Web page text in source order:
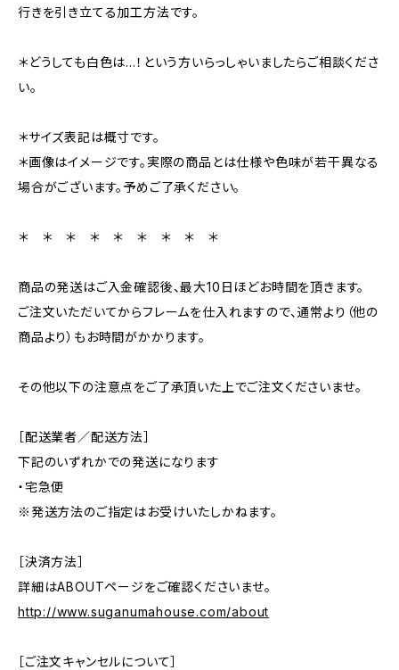
行きを引き立てる加工方法です。
＊どうしても白色は…！という方いらっしゃいましたらご相談くださ
い。
＊サイズ表記は概寸です。
＊画像はイメージです。実際の商品とは仕様や色味が若干異なる
場合がございます。予めご了承ください。
＊ ＊ ＊ ＊ ＊ ＊ ＊ ＊ ＊
商品の発送はご入金確認後、最大10日ほどお時間を頂きます。
ご注文いただいてからフレームを仕入れますので、通常より（他の
商品より）もお時間がかかります。
その他以下の注意点をご了承頂いた上でご注文くださいませ。
［配送業者／配送方法］
下記のいずれかでの発送になります
・宅急便
※発送方法のご指定はお受けいたしかねます。
［決済方法］
詳細はABOUTページをご確認くださいませ。
http://www.suganumahouse.com/about
［ご注文キャンセルについて］